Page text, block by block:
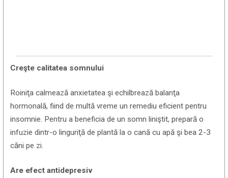
Creşte calitatea somnului
Roiniţa calmează anxietatea şi echilbrează balanţa
hormonală, fiind de multă vreme un remediu eficient pentru
insomnie. Pentru a beneficia de un somn liniştit, prepară o
infuzie dintr-o linguriţă de plantă la o cană cu apă şi bea 2-3
căni pe zi.
Are efect antidepresiv